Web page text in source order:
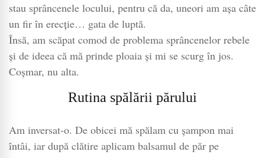
stau sprâncenele locului, pentru că da, uneori am așa câte
un fir în erecție… gata de luptă.
Însă, am scăpat comod de problema sprâncenelor rebele
și de ideea că mă prinde ploaia și mi se scurg în jos.
Coșmar, nu alta.
Rutina spălării părului
Am inversat-o. De obicei mă spălam cu șampon mai
întâi, iar după clătire aplicam balsamul de păr pe